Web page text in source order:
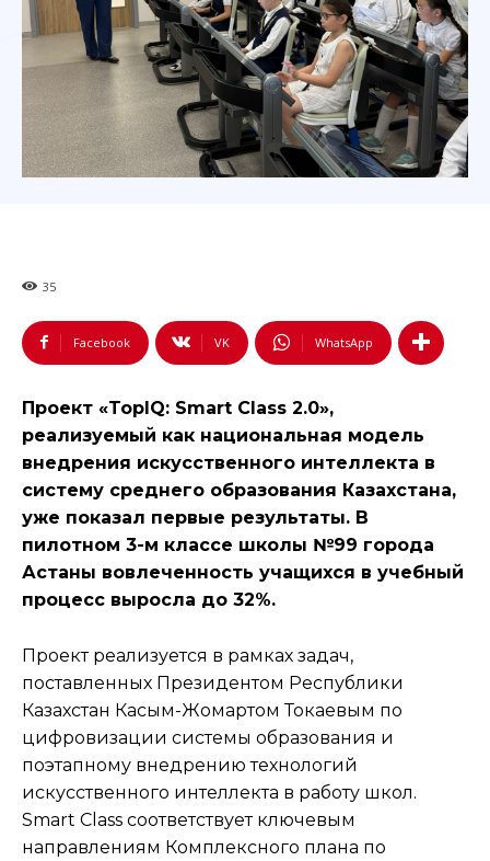
35
Facebook VK WhatsApp
Проект «TopIQ: Smart Class 2.0»,
реализуемый как национальная модель
внедрения искусственного интеллекта в
систему среднего образования Казахстана,
уже показал первые результаты. В
пилотном 3-м классе школы №99 города
Астаны вовлеченность учащихся в учебный
процесс выросла до 32%.
Проект реализуется в рамках задач,
поставленных Президентом Республики
Казахстан Касым-Жомартом Токаевым по
цифровизации системы образования и
поэтапному внедрению технологий
искусственного интеллекта в работу школ.
Smart Class соответствует ключевым
направлениям Комплексного плана по